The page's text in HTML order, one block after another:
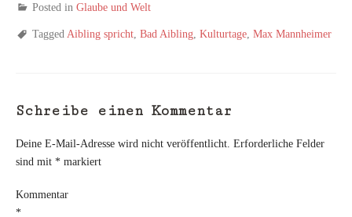
Posted in Glaube und Welt
TaggedAibling spricht, Bad Aibling, Kulturtage, Max Mannheimer
Schreibe einen Kommentar
Deine E-Mail-Adresse wird nicht veröffentlicht. Erforderliche Felder
sind mit * markiert
Kommentar
*